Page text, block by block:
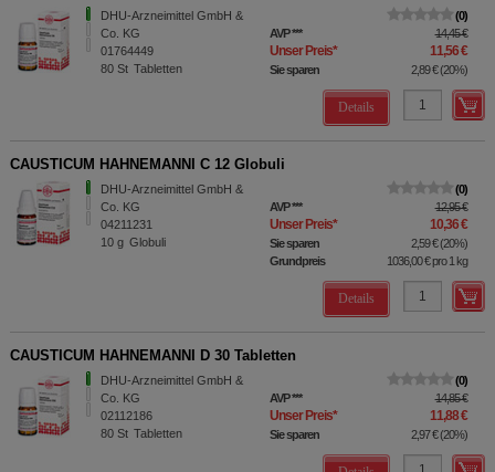
DHU-Arzneimittel GmbH &
Co. KG
01764449
80 St Tabletten
0
AVP*** 14,45 €
Unser Preis* 11,56 €
Sie sparen 2,89 €(20%)
Details
CAUSTICUM HAHNEMANNI C 12 Globuli
DHU-Arzneimittel GmbH &
Co. KG
04211231
10 g Globuli
0
AVP*** 12,95 €
Unser Preis* 10,36 €
Sie sparen 2,59 €(20%)
Grundpreis
1036,00 €pro 1 kg
Details
CAUSTICUM HAHNEMANNI D 30 Tabletten
DHU-Arzneimittel GmbH &
Co. KG
02112186
80 St Tabletten
0
AVP*** 14,85 €
Unser Preis* 11,88 €
Sie sparen 2,97 €(20%)